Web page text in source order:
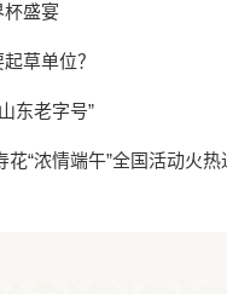
盛宴
草单位？
东老字号”
“浓情端午”全国活动火热